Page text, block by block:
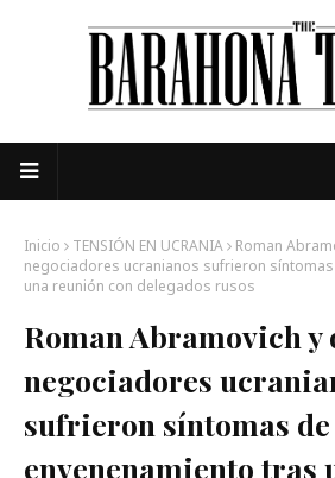
Inicio TENSIÓN EN UCRANIA
Roman
negociadores ucranianos sufrieron
una reunión con delegados rusos
Roman Abramovich y
negociadores
sufrieron síntomas de
envenenamiento tras